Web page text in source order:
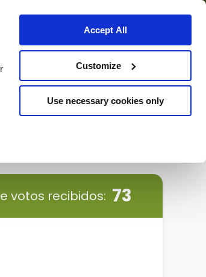
Accept All
Customize
Use necessary cookies only
votos recibidos: 73